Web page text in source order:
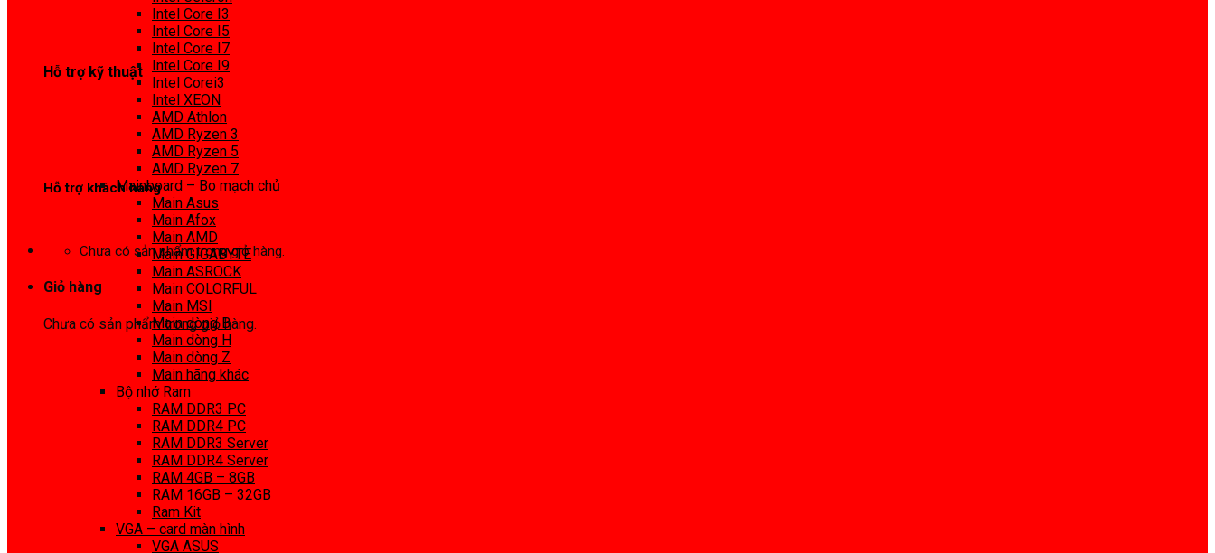
Hỗ trợ kỹ thuật
Hỗ trợ khách hàng
Chưa có sản phẩm trong giỏ hàng.
Giỏ hàng
Chưa có sản phẩm trong giỏ hàng.
Intel Core I3
Intel Core I5
Intel Core I7
Intel Core I9
Intel Corei3
Intel XEON
AMD Athlon
AMD Ryzen 3
AMD Ryzen 5
AMD Ryzen 7
Mainboard – Bo mạch chủ
Main Asus
Main Afox
Main AMD
Main GIGABYTE
Main ASROCK
Main COLORFUL
Main MSI
Main dòng B
Main dòng H
Main dòng Z
Main hãng khác
Bộ nhớ Ram
RAM DDR3 PC
RAM DDR4 PC
RAM DDR3 Server
RAM DDR4 Server
RAM 4GB – 8GB
RAM 16GB – 32GB
Ram Kit
VGA – card màn hình
VGA ASUS